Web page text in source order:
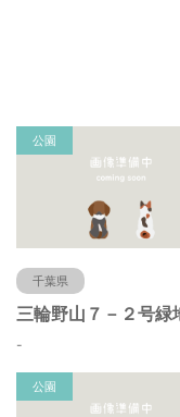
公園
千葉県
-
公園